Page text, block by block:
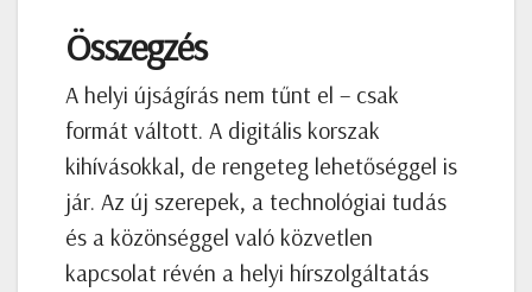
Összegzés
A helyi újságírás nem tűnt el – csak
formát váltott. A digitális korszak
kihívásokkal, de rengeteg lehetőséggel is
jár. Az új szerepek, a technológiai tudás
és a közönséggel való közvetlen
kapcsolat révén a helyi hírszolgáltatás